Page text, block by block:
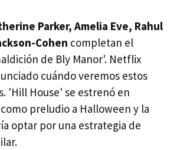
Parker, Amelia Eve, Rahul
Cohen completan el
de Bly Manor'. Netflix
cuándo veremos estos
'Hill House' se estrenó en
preludio a Halloween y la
optar por una estrategia de